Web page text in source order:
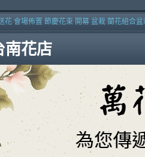
南花店
花 會場佈置 節慶花束 開幕 盆栽 蘭花組合